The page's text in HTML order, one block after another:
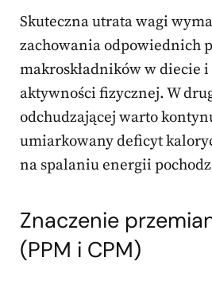
Skuteczna utrata wagi
zachowania odpowiednich
makroskładników w diecie
aktywności fizycznej. W
odchudzającej warto
umiarkowany deficyt
na spalaniu energii
Znaczenie
(PPM i CPM)